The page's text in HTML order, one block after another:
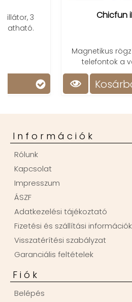
Chicfun iPhone 15
Magnetikus rögzítés, állvány
telefontok a védelem és
Kosárba
Információk
Rólunk
Kapcsolat
Impresszum
ÁSZF
Adatkezelési tájékoztató
Fizetési és szállítási információk
Visszatérítési szabályzat
Garanciális feltételek
Fiók
Belépés